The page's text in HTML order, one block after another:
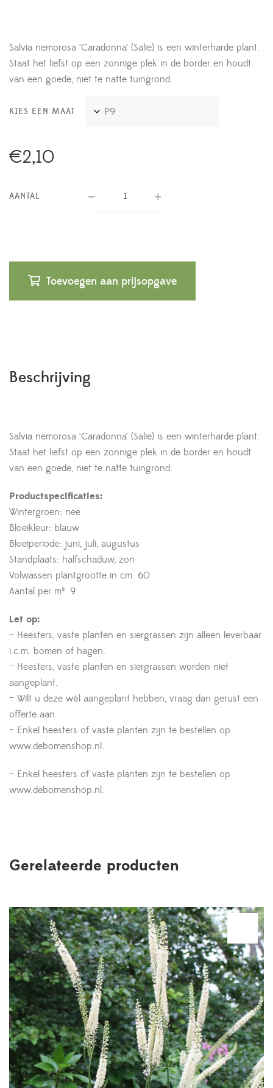
Salvia nemorosa ‘Caradonna’ (Salie) is een winterharde plant.
Staat het liefst op een zonnige plek in de border en houdt
van een goede, niet te natte tuingrond.
KIES EEN MAAT
€2,10
AANTAL
Toevoegen aan prijsopgave
Beschrijving
Salvia nemorosa ‘Caradonna’ (Salie) is een winterharde plant.
Staat het liefst op een zonnige plek in de border en houdt
van een goede, niet te natte tuingrond.
Productspecificaties:
Wintergroen: nee
Bloeikleur: blauw
Bloeiperiode: juni, juli, augustus
Standplaats: halfschaduw, zon
Volwassen plantgrootte in cm: 60
Aantal per m²: 9
Let op:
– Heesters, vaste planten en siergrassen zijn alleen leverbaar
i.c.m. bomen of hagen.
– Heesters, vaste planten en siergrassen worden niet
aangeplant.
– Wilt u deze wél aangeplant hebben, vraag dan gerust een
offerte aan.
– Enkel heesters of vaste planten zijn te bestellen op
www.debomenshop.nl.
– Enkel heesters of vaste planten zijn te bestellen op
www.debomenshop.nl.
Gerelateerde producten